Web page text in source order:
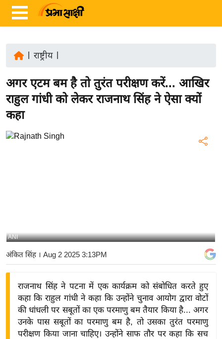
ज़ा
ख
र
रा
य
बि
ज़
राष्ट्रीय|
अगर एटम बम है तो तुरंत परीक्षण करें... आखिर
राहुल गांधी को लेकर राजनाथ सिंह ने ऐसा क्यों
कहा
ANI
अंकित सिंह। Aug 2 2025 3:13PM
राजनाथ सिंह ने पटना में एक कार्यक्रम को संबोधित करते हुए
कहा कि राहुल गांधी ने कहा कि उन्होंने चुनाव आयोग द्वारा वोटों
की धांधली पर सबूतों का एक परमाणु बम तैयार किया है... अगर
उनके पास सबूतों का परमाणु बम है, तो उसका तुरंत परमाणु
परीक्षण किया जाना चाहिए। उन्होंने साफ तौर पर कहा कि सच